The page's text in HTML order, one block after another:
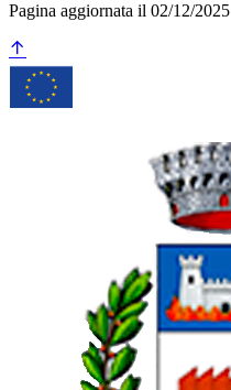
Pagina aggiornata il 02/12/2025